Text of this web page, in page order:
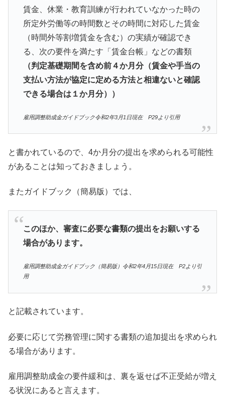
賃金、休業・教育訓練が行われていなかった時の
所定外労働等の時間数とその時間に対応した賃金
（時間外等割増賃金を含む）の実績が確認でき
る、次の要件を満たす「賃金台帳」などの書類
（判定基礎期間を含め前４か月分（賃金や手当の
支払い方法が協定に定める方法と相違ないと確認
できる場合は１か月分））
雇用調整助成金ガイドブック令和2年3月1日現在 P29より引用
と書かれているので、4か月分の提出を求められる可能性
があることは知っておきましょう。
またガイドブック（簡易版）では、
このほか、審査に必要な書類の提出をお願いする
場合があります。
雇用調整助成金ガイドブック（簡易版）令和2年4月15日現在 P2より引
用
と記載されています。
必要に応じて労務管理に関する書類の追加提出を求められ
る場合があります。
雇用調整助成金の要件緩和は、裏を返せば不正受給が増え
る状況にあると言えます。